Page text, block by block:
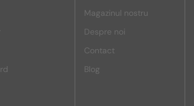
Magazinul nostru
Despre noi
Contact
Blog